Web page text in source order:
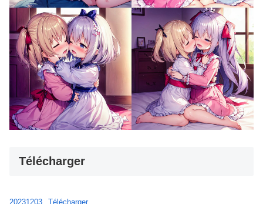
Télécharger
20231203 Télécharger